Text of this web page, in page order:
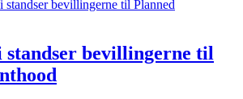
standser bevillingerne til